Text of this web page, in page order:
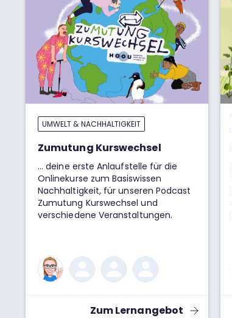
UMWELT & NACHHALTIGKEIT
Zumutung Kurswechsel
... deine erste Anlaufstelle für die
Onlinekurse zum Basiswissen
Nachhaltigkeit, für unseren Podcast
Zumutung Kurswechsel und
verschiedene Veranstaltungen.
Zum Lernangebot